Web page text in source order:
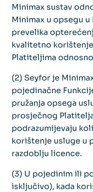
Minimax sustav
Minimax u opsegu
prevelika
kvalitetno
Platiteljima
(2) Seyfor je
pojedinačne
pružanja opsega
prosječnog
podrazumijevaju
korištenje usluge u
razdoblju licence.
(3) U pojedinim ili
isključivo), kada